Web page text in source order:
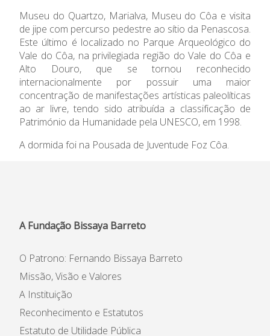
APEE
Notícias
Museu do Quartzo, Marialva, Museu do Côa e visita
de jipe com percurso pedestre ao sítio da Penascosa.
Este último é localizado no Parque Arqueológico do
Vale do Côa, na privilegiada região do Vale do Côa e
Alto Douro, que se tornou reconhecido
internacionalmente por possuir uma maior
concentração de manifestações artísticas paleolíticas
ao ar livre, tendo sido atribuída a classificação de
Património da Humanidade pela UNESCO, em 1998.
A dormida foi na Pousada de Juventude Foz Côa.
A Fundação Bissaya Barreto
O Patrono: Fernando Bissaya Barreto
Missão, Visão e Valores
A Instituição
Reconhecimento e Estatutos
Estatuto de Utilidade Pública